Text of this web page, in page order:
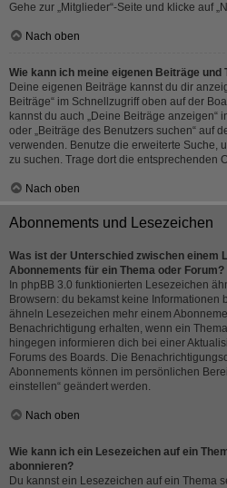
Gehe zur „Mitglieder“-Seite und klicke auf
Nach oben
Wie kann ich meine eigenen Beiträge und
Deine eigenen Beiträge kannst du dir
Beiträge“ im Schnellzugriff oben auf der
kannst du auch „Deine Beiträge anzeigen“
oder „Beiträge des Benutzers suchen“ auf
verwenden. Benutze die erweiterte Suche,
zu suchen. Trage dort die entsprechenden
Nach oben
Abonnements und Lesezeichen
Was ist der Unterschied zwischen einem
Abonnements für ein Thema oder Forum?
In phpBB 3.0 funktionierten Lesezeichen
Browsern: du bekamst keine Informationen
ähneln Lesezeichen mehr einem
Benachrichtigung erhalten, wenn ein
hingegen informieren dich bei einer
Forums des Boards. Die
Abonnements können im persönlichen
einstellen“ geändert werden.
Nach oben
Wie kann ich ein Lesezeichen auf ein
abonnieren?
Du kannst ein Lesezeichen auf ein Thema